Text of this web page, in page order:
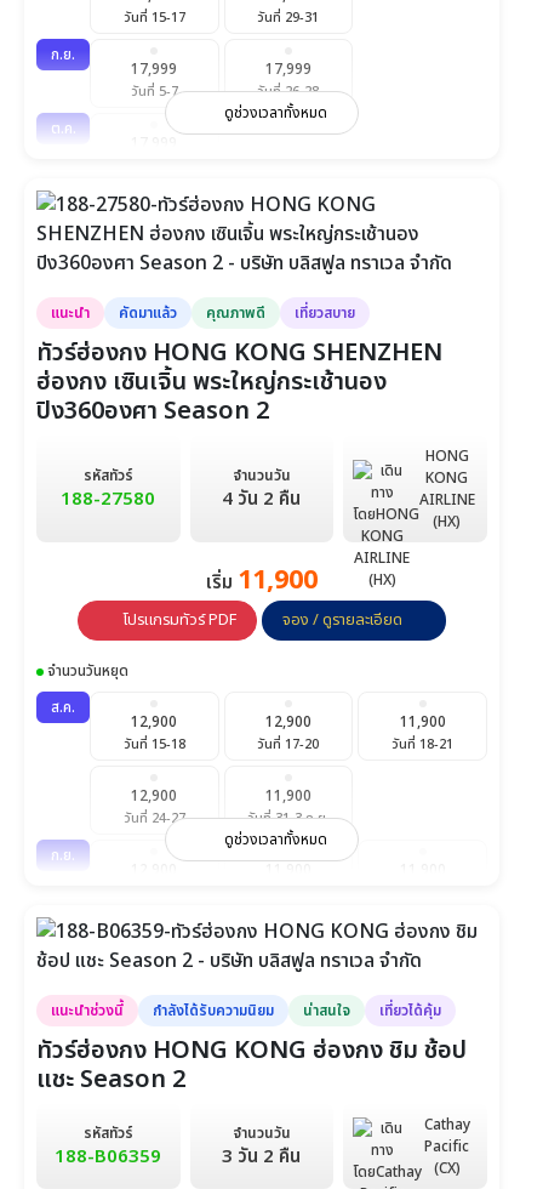
วันที่ 15-17 วันที่ 29-31
ก.ย.
17,999
วันที่ 5-7
17,999
วันที่ 26-28
ต.ค.
ดูช่วงเวลาทั้งหมด
แนะนำ คัดมาแล้ว คุณภาพดี เที่ยวสบาย
ทัวร์ฮ่องกง HONG KONG SHENZHEN
ฮ่องกง เซินเจิ้น พระใหญ่กระเช้านอง
ปิง360องศา Season 2
รหัสทัวร์
188-27580
จำนวนวัน
4 วัน 2 คืน
HONG
KONG
AIRLINE
(HX)
เริ่ม 11,900
โปรแกรมทัวร์ PDF จอง / ดูรายละเอียด
จำนวนวันหยุด
ส.ค.
12,900
วันที่ 15-18
12,900
วันที่ 17-20
11,900
วันที่ 18-21
12,900
วันที่ 24-27
11,900
วันที่ 31-3 ก.ย.
ก.ย.
12,900
วันที่ 22-25
ดูช่วงเวลาทั้งหมด
แนะนำช่วงนี้ กำลังได้รับความนิยม น่าสนใจ เที่ยวได้คุ้ม
ทัวร์ฮ่องกง HONG KONG ฮ่องกง ชิม ช้อป
แชะ Season 2
รหัสทัวร์
188-B06359
จำนวนวัน
3 วัน 2 คืน
Cathay
Pacific
(CX)